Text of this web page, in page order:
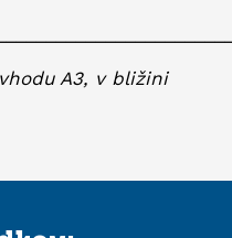
A3, v bližini